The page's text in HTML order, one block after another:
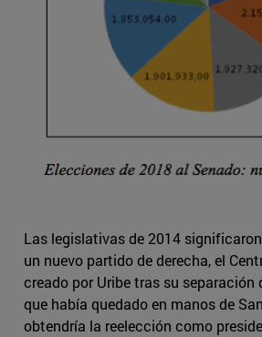
Las legislativas de 2014
un nuevo partido de derecha, el
creado por Uribe tras su separación
que había quedado en manos de
obtendría la reelección como